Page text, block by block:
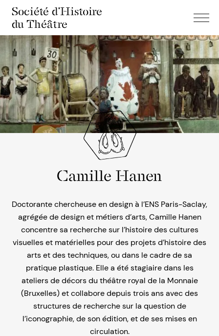
Société d'Histoire
du Théâtre
Camille Hanen
Doctorante chercheuse en design à l’ENS Paris-Saclay,
agrégée de design et métiers d’arts, Camille Hanen
concentre sa recherche sur l’histoire des cultures
visuelles et matérielles pour des projets d’histoire des
arts et des techniques, ou dans le cadre de sa
pratique plastique. Elle a été stagiaire dans les
ateliers de décors du théâtre royal de la Monnaie
(Bruxelles) et collabore depuis trois ans avec des
structures de recherche sur la question de
l’iconographie, de son édition, et de ses mises en
circulation.